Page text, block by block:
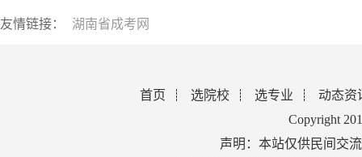
友情链接： 湖南省成考网
首页 选院校 选专业
动态资
Copyright
声明：本站仅供民间交